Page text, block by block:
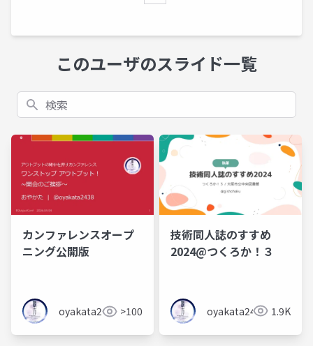
このユーザのスライド一覧
検索
カンファレンスオープ
ニング公開版
oyakata2438 >100
技術同人誌のすすめ
2024@つくろか！３
oyakata2438 1.9K